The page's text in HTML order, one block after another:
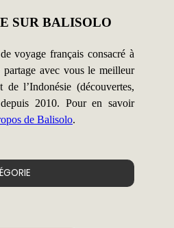
SUR BALISOLO
voyage français consacré à
avec vous le meilleur
l’Indonésie (découvertes,
2010. Pour en savoir
de Balisolo.